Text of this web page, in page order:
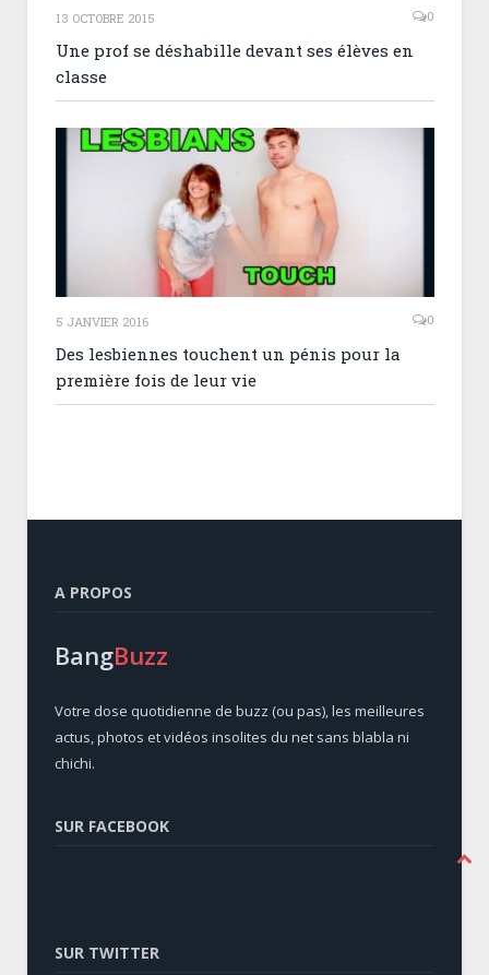
13 OCTOBRE 2015 0
Une prof se déshabille devant ses élèves en
classe
5 JANVIER 2016 0
Des lesbiennes touchent un pénis pour la
première fois de leur vie
A PROPOS
BangBuzz
Votre dose quotidienne de buzz (ou pas), les meilleures
actus, photos et vidéos insolites du net sans blabla ni
chichi.
SUR FACEBOOK
SUR TWITTER